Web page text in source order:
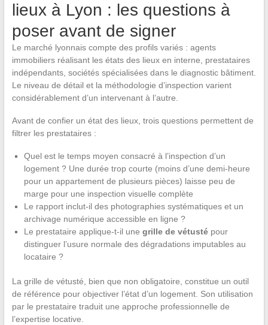
lieux à Lyon : les questions à
poser avant de signer
Le marché lyonnais compte des profils variés : agents
immobiliers réalisant les états des lieux en interne, prestataires
indépendants, sociétés spécialisées dans le diagnostic bâtiment.
Le niveau de détail et la méthodologie d’inspection varient
considérablement d’un intervenant à l’autre.
Avant de confier un état des lieux, trois questions permettent de
filtrer les prestataires :
Quel est le temps moyen consacré à l’inspection d’un
logement ? Une durée trop courte (moins d’une demi-heure
pour un appartement de plusieurs pièces) laisse peu de
marge pour une inspection visuelle complète
Le rapport inclut-il des photographies systématiques et un
archivage numérique accessible en ligne ?
Le prestataire applique-t-il une grille de vétustépour
distinguer l’usure normale des dégradations imputables au
locataire ?
La grille de vétusté, bien que non obligatoire, constitue un outil
de référence pour objectiver l’état d’un logement. Son utilisation
par le prestataire traduit une approche professionnelle de
l’expertise locative.